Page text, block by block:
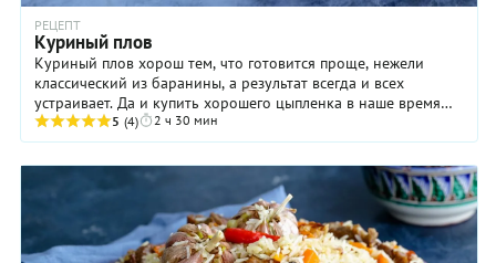
РЕЦЕПТ
Куриный плов
Куриный плов хорош тем, что готовится проще, нежели
классический из баранины, а результат всегда и всех
устраивает. Да и купить хорошего цыпленка в наше время
легче и дешевле! Мы предлагаем дополнить ...
5 (4) 2 ч 30 мин